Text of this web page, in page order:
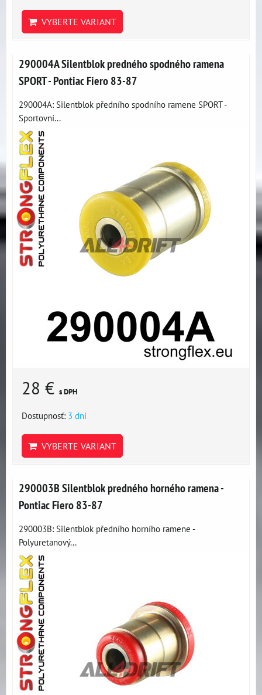
VYBERTE VARIANT
290004A Silentblok predného spodného ramena
SPORT - Pontiac Fiero 83-87
290004A: Silentblok předního spodního ramene SPORT -
Sportovní...
28 € s DPH
Dostupnosť: 3 dni
VYBERTE VARIANT
290003B Silentblok predného horného ramena -
Pontiac Fiero 83-87
290003B: Silentblok předního horního ramene -
Polyuretanový...